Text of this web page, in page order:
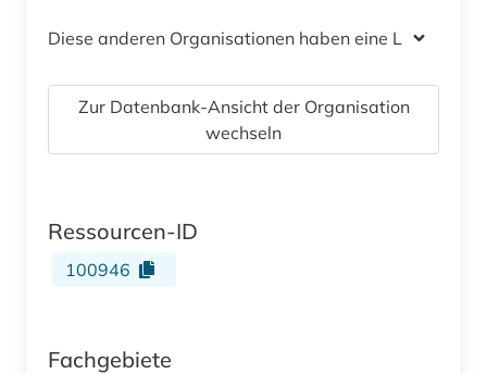
Diese anderen Organisationen haben eine Lizenz
Zur Datenbank-Ansicht der Organisation
wechseln
Ressourcen-ID
100946
Fachgebiete